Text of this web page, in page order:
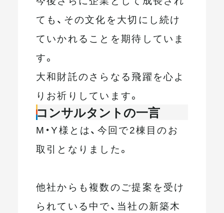
ても、その文化を大切にし続け
ていかれることを期待していま
す。
大和財託のさらなる飛躍を心よ
りお祈りしています。
コンサルタントの一言
M・Y様とは、今回で2棟目のお
取引となりました。
他社からも複数のご提案を受け
られている中で、当社の新築木